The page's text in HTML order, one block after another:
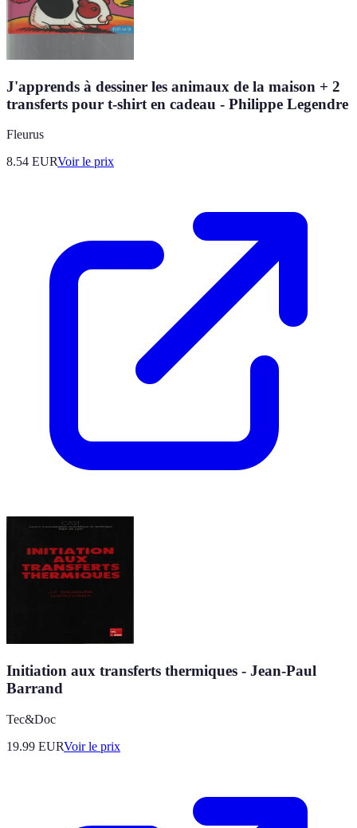
J'apprends à dessiner les animaux de la maison + 2
transferts pour t-shirt en cadeau - Philippe Legendre
Fleurus
8.54 EURVoir le prix
Initiation aux transferts thermiques - Jean-Paul
Barrand
Tec&Doc
19.99 EURVoir le prix